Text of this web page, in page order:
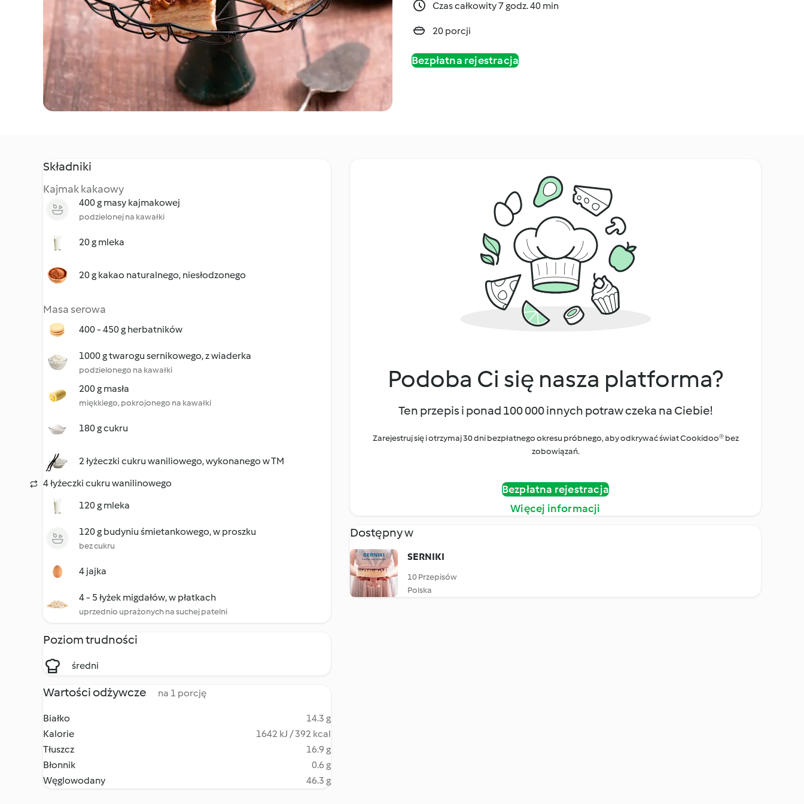
Czas całkowity 7 godz. 40 min
20 porcji
Bezpłatna rejestracja
Składniki
Kajmak kakaowy
400 g masy kajmakowej
podzielonej na kawałki
20 g mleka
20 g kakao naturalnego, niesłodzonego
Masa serowa
400 - 450 g herbatników
1000 g twarogu sernikowego, z wiaderka
podzielonego na kawałki
200 g masła
miękkiego, pokrojonego na kawałki
180 g cukru
2 łyżeczki cukru waniliowego, wykonanego w TM
4 łyżeczki cukru wanilinowego
120 g mleka
120 g budyniu śmietankowego, w proszku
bez cukru
4 jajka
4 - 5 łyżek migdałów, w płatkach
uprzednio uprażonych na suchej patelni
Poziom trudności
średni
Wartości odżywcze na 1 porcję
Białko
14.3 g
Kalorie
1642 kJ / 392 kcal
Tłuszcz
16.9 g
Błonnik
0.6 g
Węglowodany
46.3 g
Podoba Ci się nasza platforma?
Ten przepis i ponad 100 000 innych potraw czeka na Ciebie!
Zarejestruj się i otrzymaj 30 dni bezpłatnego okresu próbnego, aby odkrywać świat Cookidoo® bez
zobowiązań.
Bezpłatna rejestracja
Więcej informacji
Dostępny w
SERNIKI
10 Przepisów
Polska